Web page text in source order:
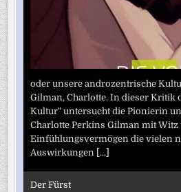
oder unsere androzentrische
Gilman, Charlotte. In dieser Kritik
Kultur" untersucht die Pionierin
Charlotte Perkins Gilman mit Witz
Einfühlungsvermögen die vielen
Auswirkungen [...]
Der Fürst